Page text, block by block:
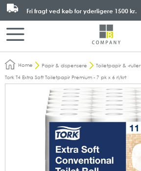
Fri fragt ved køb for yderligere 1500 kr.
Home Papir & dispensere Toiletpapir & -ruller
Tork T4 Extra Soft Toiletpapir Premium - 7 pk x 6 rl/krt